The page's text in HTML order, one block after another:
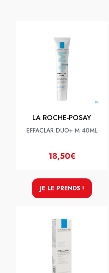
LA ROCHE-POSAY
EFFACLAR DUO+ M 40ML
18,50€
JE LE PRENDS !